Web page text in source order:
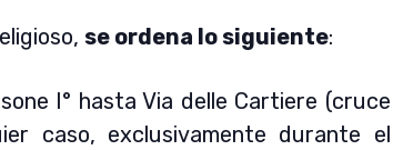
se ordena lo siguiente:
I° hasta Via delle Cartiere
caso, exclusivamente durante